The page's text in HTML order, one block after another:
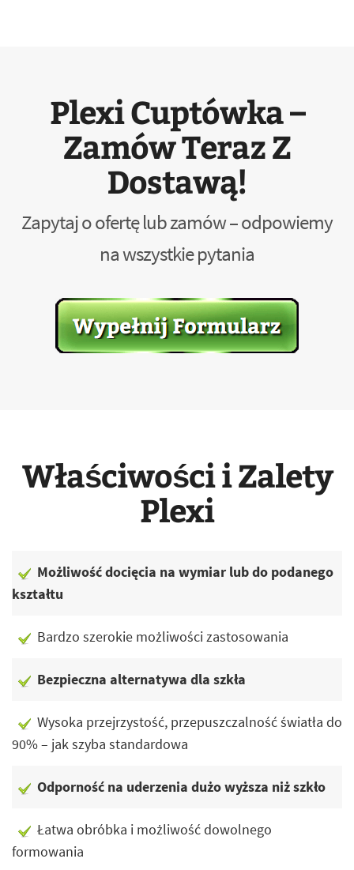
Plexi Cuptówka –
Zamów Teraz Z
Dostawą!
Zapytaj o ofertę lub zamów – odpowiemy
na wszystkie pytania
Właściwości i Zalety
Plexi
Możliwość docięcia na wymiar lub do podanego
kształtu
Bardzo szerokie możliwości zastosowania
Bezpieczna alternatywa dla szkła
Wysoka przejrzystość, przepuszczalność światła do
90% – jak szyba standardowa
Odporność na uderzenia dużo wyższa niż szkło
Łatwa obróbka i możliwość dowolnego
formowania